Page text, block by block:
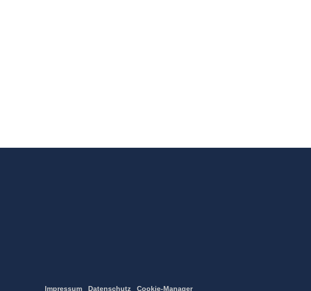
Impressum Datenschutz Cookie-Manager